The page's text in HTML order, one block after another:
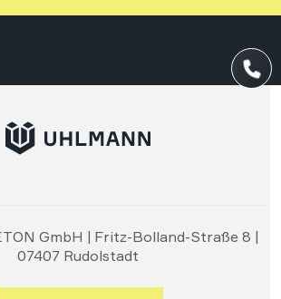
GmbH | Fritz-Bolland-Straße 8 |
07407 Rudolstadt